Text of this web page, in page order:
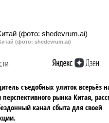
размерах.
(фото: shedevrum.ai)
съедобных улиток всерьёз
рынка Китая,
канал сбыта для своей